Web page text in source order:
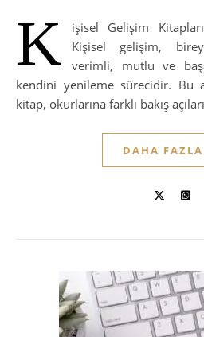
K
işisel Gelişim
Kişisel gelişim,
verimli, mutlu ve
kendini yenileme sürecidir. Bu
kitap, okurlarına farklı bakış
DAHA